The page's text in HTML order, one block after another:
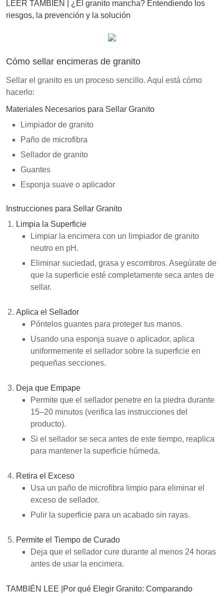
LEER TAMBIÉN | ¿El granito mancha? Entendiendo los
riesgos, la prevención y la solución
Cómo sellar encimeras de granito
Sellar el granito es un proceso sencillo. Aquí está cómo
hacerlo:
Materiales Necesarios para Sellar Granito
Limpiador de granito
Paño de microfibra
Sellador de granito
Guantes
Esponja suave o aplicador
Instrucciones para Sellar Granito
Limpia la Superficie
Limpiar la encimera con un limpiador de granito
neutro en pH.
Eliminar suciedad, grasa y escombros. Asegúrate de
que la superficie esté completamente seca antes de
sellar.
Aplica el Sellador
Póntelos guantes para proteger tus manos.
Usando una esponja suave o aplicador, aplica
uniformemente el sellador sobre la superficie en
pequeñas secciones.
Deja que Empape
Permite que el sellador penetre en la piedra durante
15–20 minutos (verifica las instrucciones del
producto).
Si el sellador se seca antes de este tiempo, reaplica
para mantener la superficie húmeda.
Retira el Exceso
Usa un paño de microfibra limpio para eliminar el
exceso de sellador.
Pulir la superficie para un acabado sin rayas.
Permite el Tiempo de Curado
Deja que el sellador cure durante al menos 24 horas
antes de usar la encimera.
TAMBIÉN LEE |
Por qué Elegir Granito: Comparando